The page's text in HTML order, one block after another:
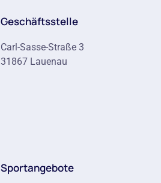
Geschäftsstelle
Carl-Sasse-Straße 3
31867 Lauenau
Sportangebote